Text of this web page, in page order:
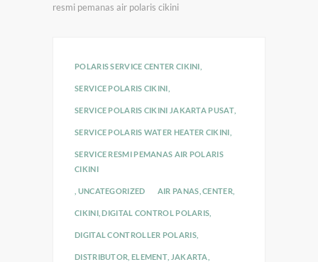
resmi pemanas air polaris cikini
POLARIS SERVICE CENTER CIKINI
SERVICE POLARIS CIKINI
SERVICE POLARIS CIKINI JAKARTA PUSAT,
SERVICE POLARIS WATER HEATER CIKINI
SERVICE RESMI PEMANAS AIR POLARIS
CIKINI
UNCATEGORIZED AIR PANAS ,CENTER,
CIKINI,DIGITAL CONTROL POLARIS
DIGITAL CONTROLLER POLARIS,
DISTRIBUTOR ELEMENT JAKARTA